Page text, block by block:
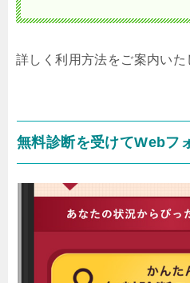
詳しく利用方法をご案内いた
無料診断を受けてWebフ